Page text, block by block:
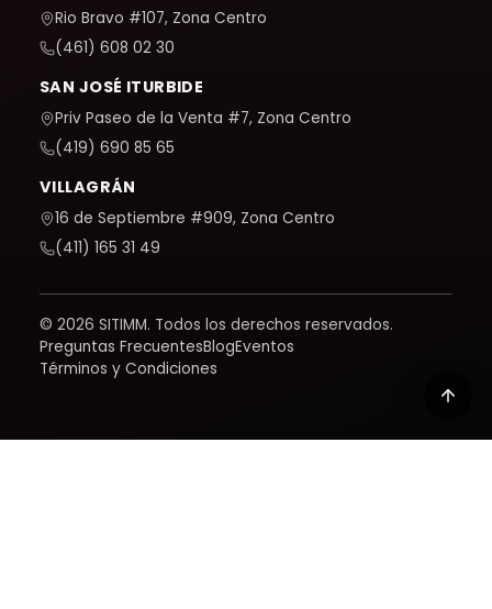
Rio Bravo #107, Zona Centro
(461) 608 02 30
SAN JOSÉ ITURBIDE
Priv Paseo de la Venta #7, Zona Centro
(419) 690 85 65
VILLAGRÁN
16 de Septiembre #909, Zona Centro
(411) 165 31 49
© 2026 SITIMM. Todos los derechos reservados.
Preguntas FrecuentesBlogEventos
Términos y Condiciones